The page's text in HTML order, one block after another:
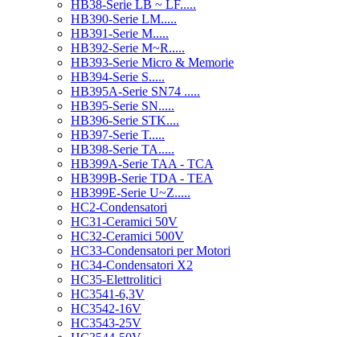
HB38-Serie LB ~ LF.....
HB390-Serie LM.....
HB391-Serie M.....
HB392-Serie M~R.....
HB393-Serie Micro & Memorie
HB394-Serie S.....
HB395A-Serie SN74 .....
HB395-Serie SN.....
HB396-Serie STK....
HB397-Serie T.....
HB398-Serie TA.....
HB399A-Serie TAA - TCA
HB399B-Serie TDA - TEA
HB399E-Serie U~Z.....
HC2-Condensatori
HC31-Ceramici 50V
HC32-Ceramici 500V
HC33-Condensatori per Motori
HC34-Condensatori X2
HC35-Elettrolitici
HC3541-6,3V
HC3542-16V
HC3543-25V